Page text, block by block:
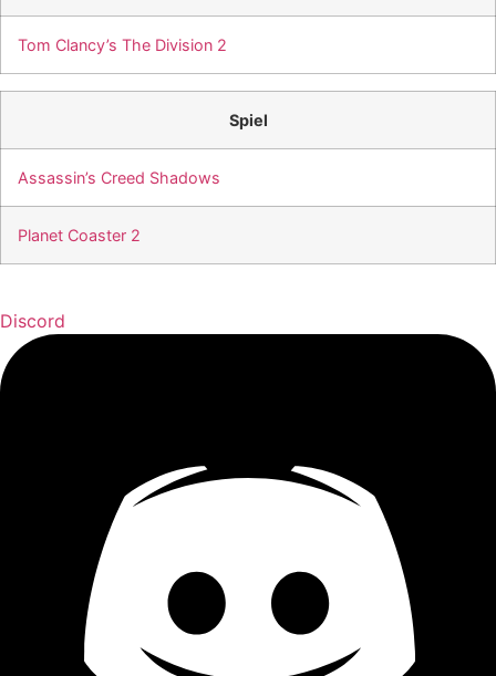
Tom Clancy’s The Division 2
Spiel
Assassin’s Creed Shadows
Planet Coaster 2
Discord